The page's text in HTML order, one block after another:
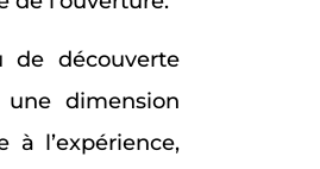
de découverte
une dimension
à l’expérience,